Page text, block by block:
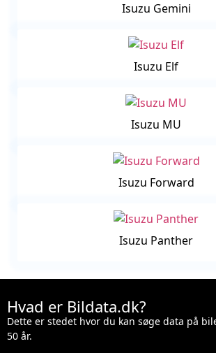
Isuzu Gemini
Isuzu Elf
Isuzu MU
Isuzu Forward
Isuzu Panther
Hvad er Bildata.dk?
Dette er stedet hvor du kan søge data på
50 år.